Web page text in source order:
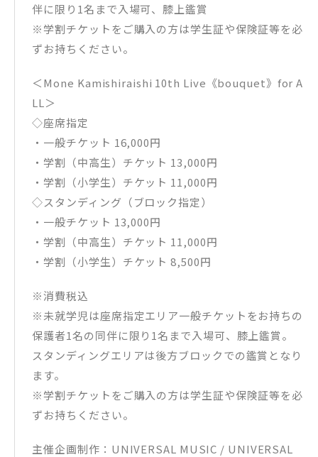
伴に限り1名まで入場可、膝上鑑賞
※学割チケットをご購入の方は学生証や保険証等を必
ずお持ちください。
＜Mone Kamishiraishi 10th Live《bouquet》for A
LL＞
◇座席指定
・一般チケット 16,000円
・学割（中高生）チケット 13,000円
・学割（小学生）チケット 11,000円
◇スタンディング（ブロック指定）
・一般チケット 13,000円
・学割（中高生）チケット 11,000円
・学割（小学生）チケット 8,500円
※消費税込
※未就学児は座席指定エリア一般チケットをお持ちの
保護者1名の同伴に限り1名まで入場可、膝上鑑賞。
スタンディングエリアは後方ブロックでの鑑賞となり
ます。
※学割チケットをご購入の方は学生証や保険証等を必
ずお持ちください。
主催企画制作：UNIVERSAL MUSIC / UNIVERSAL